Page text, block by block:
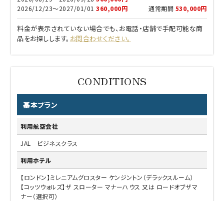
基本プラン
利用航空会社
JAL ビジネスクラス
利用ホテル
【ロンドン】ミレニアムグロスター ケンジントン（デラックスルーム）
【コッツウォルズ】ザ スローター マナーハウス 又は ロードオブザマ
ナー（選択可）
2026/12/23～2027/01/01 360,000円 通常期間 530,000円
料金が表示されていない場合でも、お電話・店舗で手配可能な商
品をお探しします。 お問合わせください。